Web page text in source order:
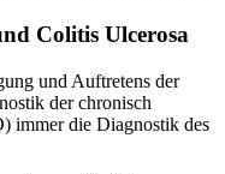
Colitis Ulcerosa
und Auftretens der
der chronisch
immer die Diagnostik des